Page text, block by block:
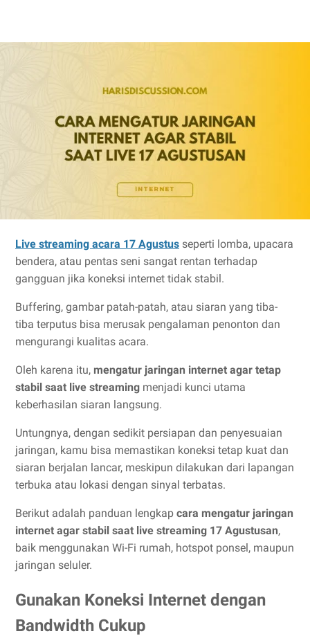
Live streaming acara 17 Agustus seperti lomba, upacara
bendera, atau pentas seni sangat rentan terhadap
gangguan jika koneksi internet tidak stabil.
Buffering, gambar patah-patah, atau siaran yang tiba-
tiba terputus bisa merusak pengalaman penonton dan
mengurangi kualitas acara.
Oleh karena itu, mengatur jaringan internet agar tetap
stabil saat live streaming menjadi kunci utama
keberhasilan siaran langsung.
Untungnya, dengan sedikit persiapan dan penyesuaian
jaringan, kamu bisa memastikan koneksi tetap kuat dan
siaran berjalan lancar, meskipun dilakukan dari lapangan
terbuka atau lokasi dengan sinyal terbatas.
Berikut adalah panduan lengkap cara mengatur jaringan
internet agar stabil saat live streaming 17 Agustusan,
baik menggunakan Wi-Fi rumah, hotspot ponsel, maupun
jaringan seluler.
Gunakan Koneksi Internet dengan
Bandwidth Cukup